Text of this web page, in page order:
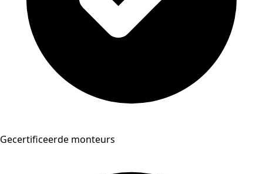
Gecertificeerde monteurs